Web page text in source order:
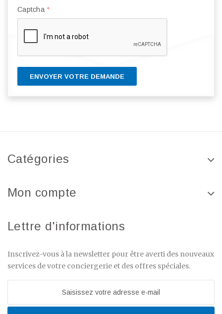
Captcha *
ENVOYER VOTRE DEMANDE
Catégories
Mon compte
Lettre d'informations
Inscrivez-vous à la newsletter pour être averti des nouveaux
services de votre conciergerie et des offres spéciales.